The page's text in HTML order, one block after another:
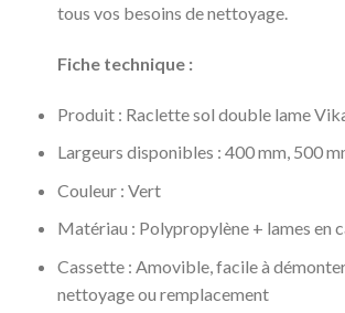
tous vos besoins de nettoyage.
Fiche technique :
Produit : Raclette sol double lame
Largeurs disponibles : 400 mm, 500
Couleur : Vert
Matériau : Polypropylène + lames en
Cassette : Amovible, facile à
nettoyage ou remplacement